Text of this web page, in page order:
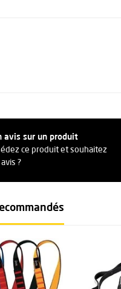
des applications en
d'y insérer des boucles de
avis sur un produit
ce produit et souhaitez
?